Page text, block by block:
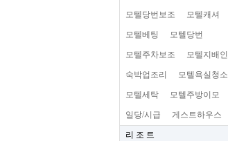
모텔당번보조 모텔캐셔
모텔베팅 모텔당번
모텔주차보조 모텔지배인
숙박업조리 모텔욕실청소
모텔세탁 모텔주방이모
일당/시급 게스트하우스
리 조 트